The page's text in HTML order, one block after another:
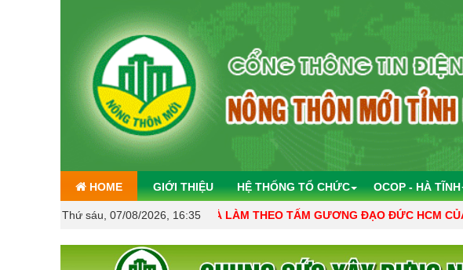
HOME GIỚI THIỆU HỆ THỐNG TỔ CHỨC OCOP - HÀ TĨNH
Thứ sáu, 07/08/2026, 16:35
CHỦ ĐỀ HỌC TẬP VÀ LÀM THEO TẤM GƯƠNG ĐẠO ĐỨC HCM CỦA VĂN